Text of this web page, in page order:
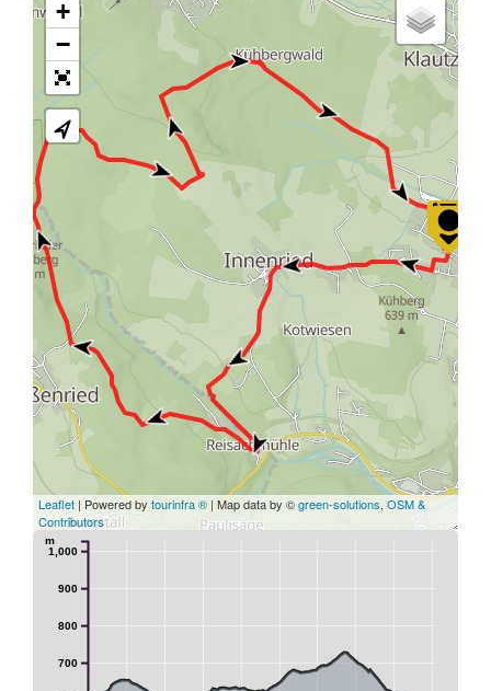
+
−
Leaflet | Powered bytourinfra ® | Map data by ©green-solutions, OSM &
Contributors
700
800
900
1,000
m